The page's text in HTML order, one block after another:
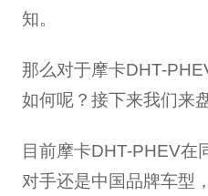
知。
那么对于摩卡DHT-
如何呢？接下来我们来
目前摩卡DHT-PHEV在
对手还是中国品牌车型